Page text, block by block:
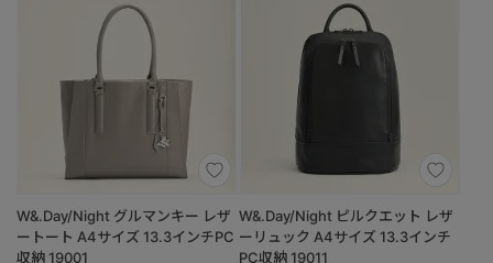
W&.Day/Night グルマンキー レザ
ートート A4サイズ 13.3インチPC
収納 19001
W&.Day/Night ピルクエット レザ
ーリュック A4サイズ 13.3インチ
PC収納 19011